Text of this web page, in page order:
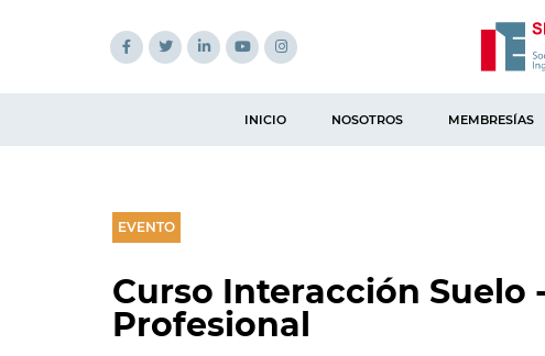
INICIO NOSOTROS MEMBRESÍAS
EVENTO
Curso Interacción
Profesional